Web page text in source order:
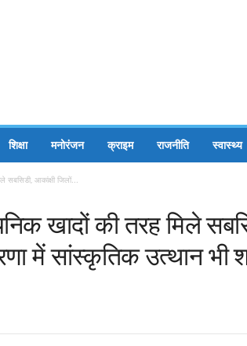
शिक्षा मनोरंजन क्राइम राजनीति स्वास्थ्य
सबसिडी, आकांक्षी जिलों...
खादों की तरह मिले
में सांस्कृतिक उत्थान भी